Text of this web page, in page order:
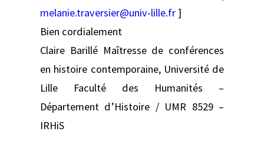
melanie.traversier@univ-lille.fr]
Bien cordialement
Claire Barillé Maîtresse de conférences
en histoire contemporaine, Université de
Lille Faculté des Humanités –
Département d’Histoire / UMR 8529 –
IRHiS